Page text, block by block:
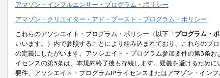
アマゾン・インフルエンサー・プログラム・ポリシー
アマゾン・クリエイター・アド・ブースト・プログラム・ポリシー
これらのアソシエイト・プログラム・ポリシー（以下「プログラム・
いいます。）内で参照することにより組み込まれており、これらのプ
の定義にしたがいます。アソシエイト・プログラム参加要件の第3条
イセンスの第3条は、本規約終了後も存続します。疑義を避けるため
要件、アソシエイト・プログラムIPライセンスまたはアマゾン・イン